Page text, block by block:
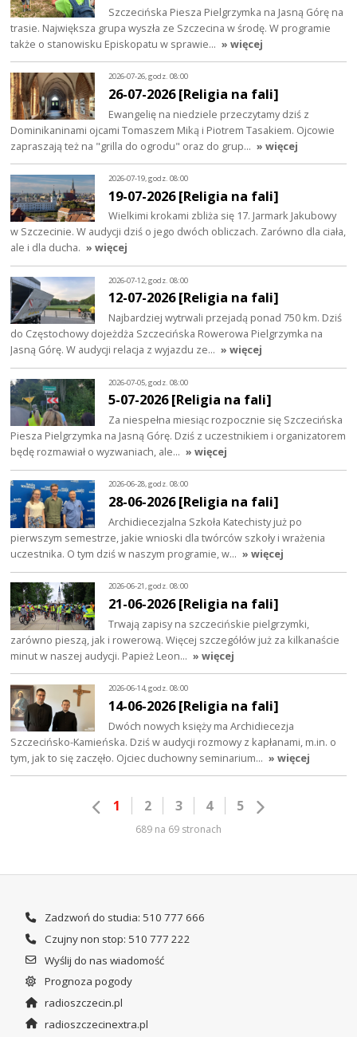
Szczecińska Piesza Pielgrzymka na Jasną Górę na
trasie. Największa grupa wyszła ze Szczecina w środę. W programie
także o stanowisku Episkopatu w sprawie… » więcej
2026-07-26, godz. 08:00
26-07-2026 [Religia na fali]
Ewangelię na niedziele przeczytamy dziś z
Dominikaninami ojcami Tomaszem Miką i Piotrem Tasakiem. Ojcowie
zapraszają też na "grilla do ogrodu" oraz do grup… » więcej
2026-07-19, godz. 08:00
19-07-2026 [Religia na fali]
Wielkimi krokami zbliża się 17. Jarmark Jakubowy
w Szczecinie. W audycji dziś o jego dwóch obliczach. Zarówno dla ciała,
ale i dla ducha. » więcej
2026-07-12, godz. 08:00
12-07-2026 [Religia na fali]
Najbardziej wytrwali przejadą ponad 750 km. Dziś
do Częstochowy dojeżdża Szczecińska Rowerowa Pielgrzymka na
Jasną Górę. W audycji relacja z wyjazdu ze… » więcej
2026-07-05, godz. 08:00
5-07-2026 [Religia na fali]
Za niespełna miesiąc rozpocznie się Szczecińska
Piesza Pielgrzymka na Jasną Górę. Dziś z uczestnikiem i organizatorem
będę rozmawiał o wyzwaniach, ale… » więcej
2026-06-28, godz. 08:00
28-06-2026 [Religia na fali]
Archidiecezjalna Szkoła Katechisty już po
pierwszym semestrze, jakie wnioski dla twórców szkoły i wrażenia
uczestnika. O tym dziś w naszym programie, w… » więcej
2026-06-21, godz. 08:00
21-06-2026 [Religia na fali]
Trwają zapisy na szczecińskie pielgrzymki,
zarówno pieszą, jak i rowerową. Więcej szczegółów już za kilkanaście
minut w naszej audycji. Papież Leon… » więcej
2026-06-14, godz. 08:00
14-06-2026 [Religia na fali]
Dwóch nowych księży ma Archidiecezja
Szczecińsko-Kamieńska. Dziś w audycji rozmowy z kapłanami, m.in. o
tym, jak to się zaczęło. Ojciec duchowny seminarium… » więcej
1 2 3 4 5
689 na 69 stronach
Zadzwoń do studia: 510 777 666
Czujny non stop: 510 777 222
Wyślij do nas wiadomość
Prognoza pogody
radioszczecin.pl
radioszczecinextra.pl